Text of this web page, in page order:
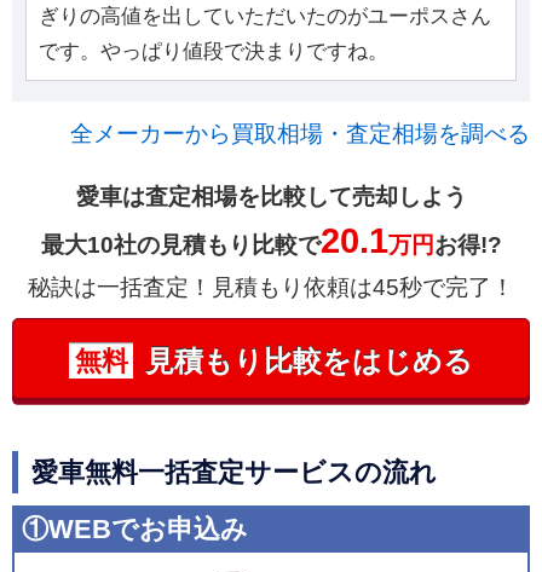
ぎりの高値を出していただいたのがユーポスさん
です。やっぱり値段で決まりですね。
全メーカーから買取相場・査定相場を調べる
愛車は査定相場を比較して売却しよう
最大10社の見積もり比較で20.1万円お得!?
秘訣は一括査定！見積もり依頼は45秒で完了！
無料 見積もり比較をはじめる
愛車無料一括査定サービスの流れ
①WEBでお申込み